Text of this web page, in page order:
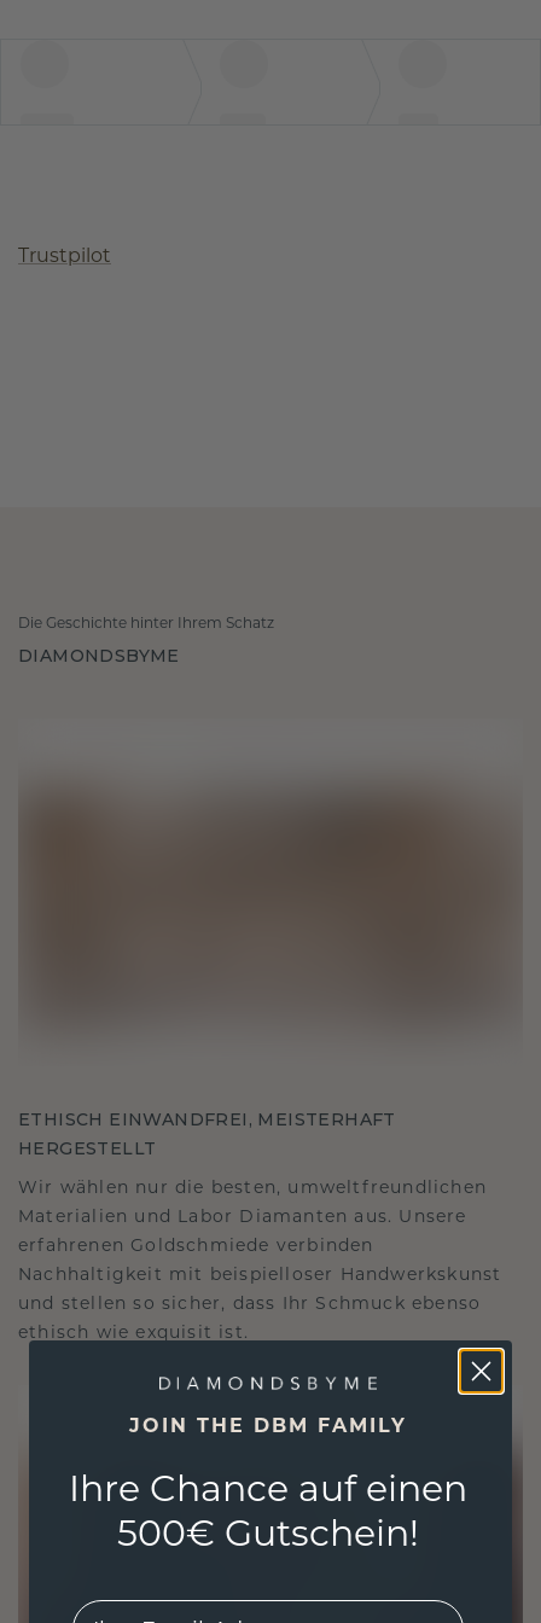
Trustpilot
Die Geschichte hinter Ihrem Schatz
DIAMONDSBYME
ETHISCH EINWANDFREI, MEISTERHAFT
HERGESTELLT
Wir wählen nur die besten, umweltfreundlichen
Materialien und Labor Diamanten aus. Unsere
erfahrenen Goldschmiede verbinden
Nachhaltigkeit mit beispielloser Handwerkskunst
und stellen so sicher, dass Ihr Schmuck ebenso
ethisch wie exquisit ist.
JOIN THE DBM FAMILY
Ihre Chance auf einen
500€ Gutschein!
EMail